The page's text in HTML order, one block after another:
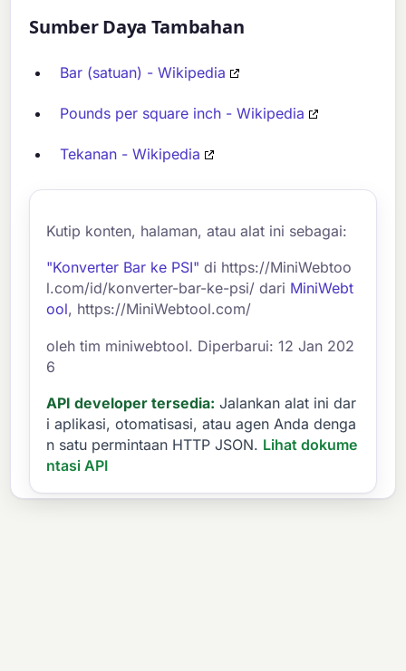
Sumber Daya Tambahan
Bar (satuan) - Wikipedia
Pounds per square inch - Wikipedia
Tekanan - Wikipedia
Kutip konten, halaman, atau alat ini sebagai:
"Konverter Bar ke PSI" di https://MiniWebtoo
l.com/id/konverter-bar-ke-psi/ dari MiniWebt
ool, https://MiniWebtool.com/
oleh tim miniwebtool. Diperbarui: 12 Jan 202
6
API developer tersedia: Jalankan alat ini dar
i aplikasi, otomatisasi, atau agen Anda denga
n satu permintaan HTTP JSON. Lihat dokume
ntasi API